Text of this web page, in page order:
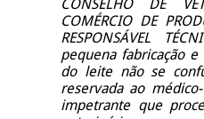
CONSELHO DE
COMÉRCIO DE
RESPONSÁVEL
pequena fabricação
do leite não se
reservada ao
impetrante que